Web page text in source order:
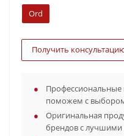
Ord
Получить
Профессиональные
поможем с
Оригинальная
брендов с